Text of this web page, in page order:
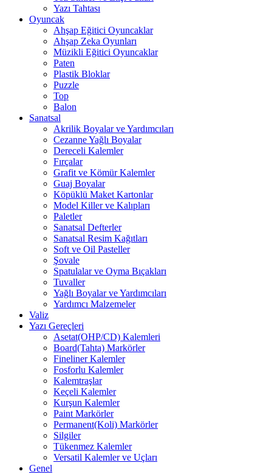
Yazı Tahtası
Oyuncak
Ahşap Eğitici Oyuncaklar
Ahşap Zeka Oyunları
Müzikli Eğitici Oyuncaklar
Paten
Plastik Bloklar
Puzzle
Top
Balon
Sanatsal
Akrilik Boyalar ve Yardımcıları
Cezanne Yağlı Boyalar
Dereceli Kalemler
Fırçalar
Grafit ve Kömür Kalemler
Guaj Boyalar
Köpüklü Maket Kartonlar
Model Killer ve Kalıpları
Paletler
Sanatsal Defterler
Sanatsal Resim Kağıtları
Soft ve Oil Pasteller
Şovale
Spatulalar ve Oyma Bıçakları
Tuvaller
Yağlı Boyalar ve Yardımcıları
Yardımcı Malzemeler
Valiz
Yazı Gereçleri
Asetat(OHP/CD) Kalemleri
Board(Tahta) Markörler
Fineliner Kalemler
Fosforlu Kalemler
Kalemtraşlar
Keçeli Kalemler
Kurşun Kalemler
Paint Markörler
Permanent(Koli) Markörler
Silgiler
Tükenmez Kalemler
Versatil Kalemler ve Uçları
Genel